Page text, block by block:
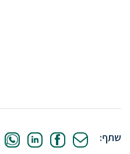
שתף: